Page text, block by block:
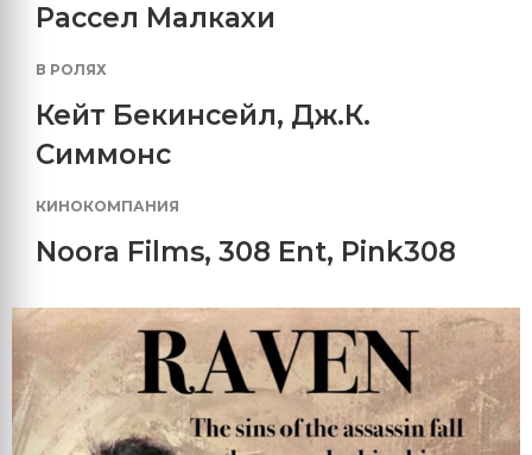
Рассел Малкахи
В РОЛЯХ
Кейт Бекинсейл, Дж.К.
Симмонс
КИНОКОМПАНИЯ
Noora Films, 308 Ent, Pink308